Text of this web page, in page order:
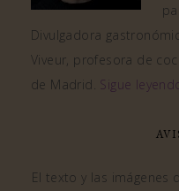
Divulgadora
Viveur, profesora de
de Madrid. Sigue
El texto y las imágenes